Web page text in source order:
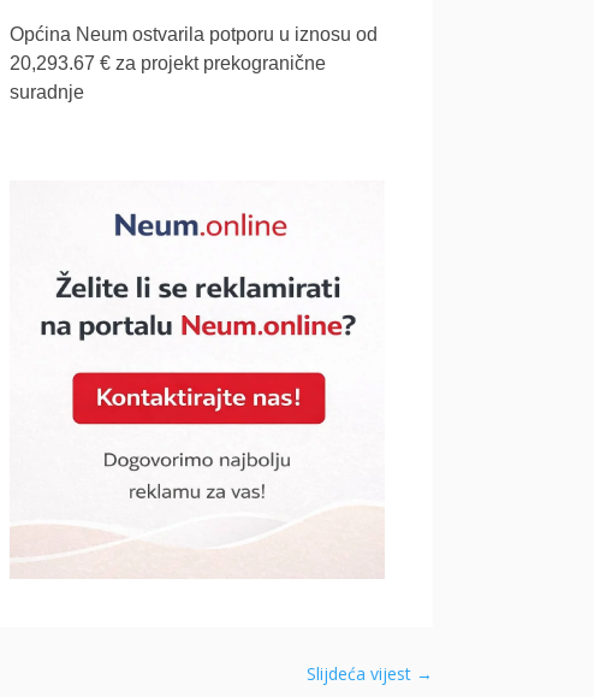
Općina Neum ostvarila potporu u iznosu od
20,293.67 € za projekt prekogranične
suradnje
Slijdeća vijest→